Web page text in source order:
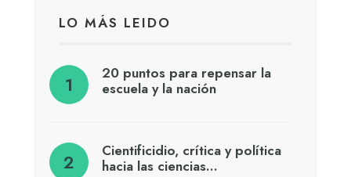
LO MÁS LEIDO
20 puntos para repensar la
escuela y la nación
Cientificidio, crítica y política
hacia las ciencias…